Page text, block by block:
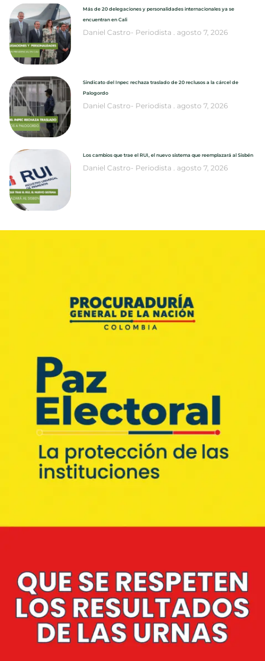
Más de 20 delegaciones y personalidades internacionales ya se
encuentran en Cali
Daniel Castro- Periodista agosto 7, 2026
Sindicato del Inpec rechaza traslado de 20 reclusos a la cárcel de
Palogordo
Daniel Castro- Periodista agosto 7, 2026
Los cambios que trae el RUI, el nuevo sistema que reemplazará al Sisbén
Daniel Castro- Periodista agosto 7, 2026